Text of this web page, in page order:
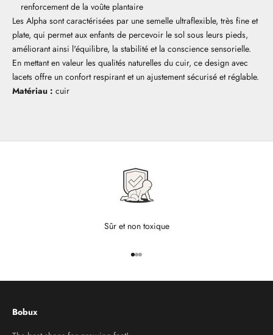
renforcement de la voûte plantaire
Les Alpha sont caractérisées par une semelle ultraflexible, très fine et
plate, qui permet aux enfants de percevoir le sol sous leurs pieds,
améliorant ainsi l'équilibre, la stabilité et la conscience sensorielle.
En mettant en valeur les qualités naturelles du cuir, ce design avec
lacets offre un confort respirant et un ajustement sécurisé et réglable.
Matériau : cuir
Sûr et non toxique
Aller à l'élément 1
Aller à l'élément 2
Aller à l'élément 3
Bobux